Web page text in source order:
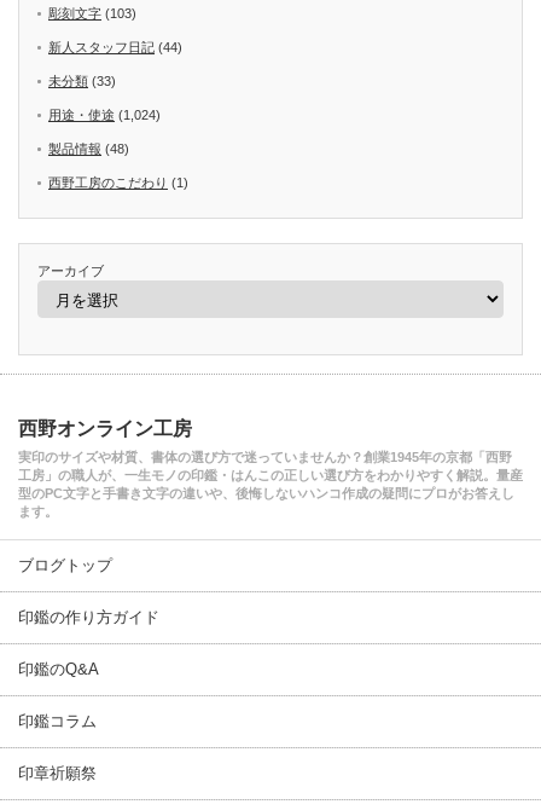
彫刻文字 (103)
新人スタッフ日記 (44)
未分類 (33)
用途・使途 (1,024)
製品情報 (48)
西野工房のこだわり (1)
アーカイブ
西野オンライン工房
実印のサイズや材質、書体の選び方で迷っていませんか？創業1945年の京都「西野
工房」の職人が、一生モノの印鑑・はんこの正しい選び方をわかりやすく解説。量産
型のPC文字と手書き文字の違いや、後悔しないハンコ作成の疑問にプロがお答えし
ます。
ブログトップ
印鑑の作り方ガイド
印鑑のQ&A
印鑑コラム
印章祈願祭